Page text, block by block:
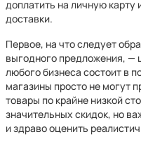
доплатить на личную
доставки.
Первое, на что следует
выгодного предложения, —
любого бизнеса состоит в
магазины просто не могут
товары по крайне низкой
значительных скидок, но
и здраво оценить